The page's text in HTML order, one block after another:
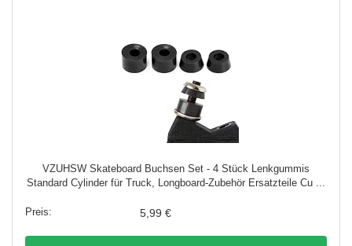
VZUHSW Skateboard Buchsen Set - 4 Stück Lenkgummis
Standard Cylinder für Truck, Longboard-Zubehör Ersatzteile Cu ...
5,99 €